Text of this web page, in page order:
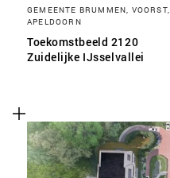
GEMEENTE BRUMMEN, VOORST,
APELDOORN
Toekomstbeeld 2120
Zuidelijke IJsselvallei